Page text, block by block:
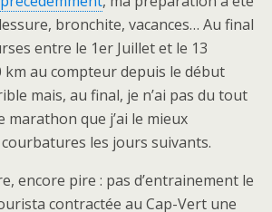
bronchite, vacances… Au final
entre le 1er Juillet et le 13
km au compteur depuis le début
mais, au final, je n’ai pas du tout
marathon que j’ai le mieux
les jours suivants.
encore pire : pas d’entrainement le
contractée au Cap-Vert une